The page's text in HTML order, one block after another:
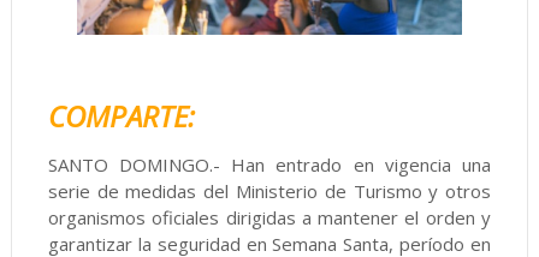
COMPARTE:
SANTO DOMINGO.- Han entrado en vigencia una
serie de medidas del Ministerio de Turismo y otros
organismos oficiales dirigidas a mantener el orden y
garantizar la seguridad en Semana Santa, período en